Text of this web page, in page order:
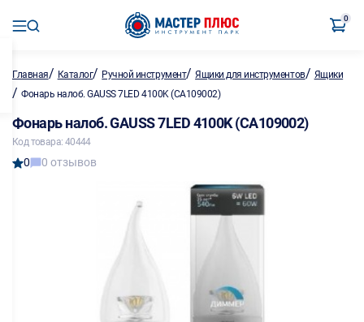
0
Главная/ Каталог/ Ручной инструмент/Ящики для инструментов/ Ящики
/ Фонарь налоб. GAUSS 7LED 4100K (СА109002)
Фонарь налоб. GAUSS 7LED 4100K (СА109002)
Код товара: 40444
0 0 отзывов